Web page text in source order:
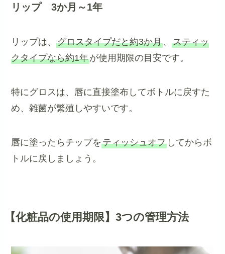
リップ 3か月～1年
リップは、グロスタイプだと約3か月、スティッ
クタイプなら約1年が使用期限の目安です。
特にグロスは、唇に直接塗布してボトルに戻すた
め、雑菌が繁殖しやすいです。
唇に塗ったらチップをティッシュオフ してからボ
トルに戻しましょう。
【化粧品の使用期限】3つの管理方法